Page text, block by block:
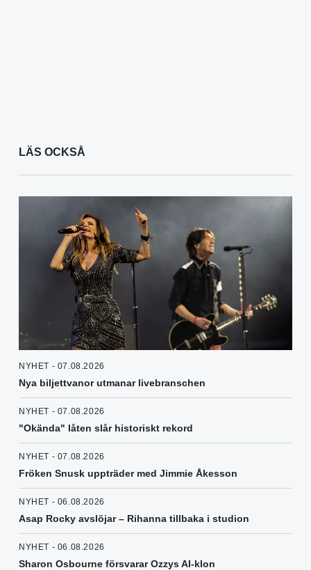
LÄS OCKSÅ
NYHET - 07.08.2026
Nya biljettvanor utmanar livebranschen
NYHET - 07.08.2026
"Okända" låten slår historiskt rekord
NYHET - 07.08.2026
Fröken Snusk uppträder med Jimmie Åkesson
NYHET - 06.08.2026
Asap Rocky avslöjar – Rihanna tillbaka i studion
NYHET - 06.08.2026
Sharon Osbourne försvarar Ozzys AI-klon